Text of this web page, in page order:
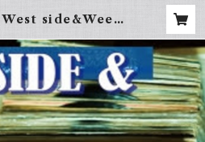
side&Weed
WEAR-